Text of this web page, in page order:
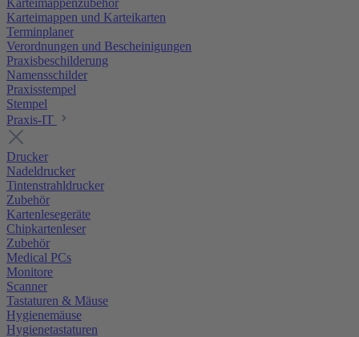
Karteimappenzubehör
Karteimappen und Karteikarten
Terminplaner
Verordnungen und Bescheinigungen
Praxisbeschilderung
Namensschilder
Praxisstempel
Stempel
Praxis-IT
Drucker
Nadeldrucker
Tintenstrahldrucker
Zubehör
Kartenlesegeräte
Chipkartenleser
Zubehör
Medical PCs
Monitore
Scanner
Tastaturen & Mäuse
Hygienemäuse
Hygienetastaturen